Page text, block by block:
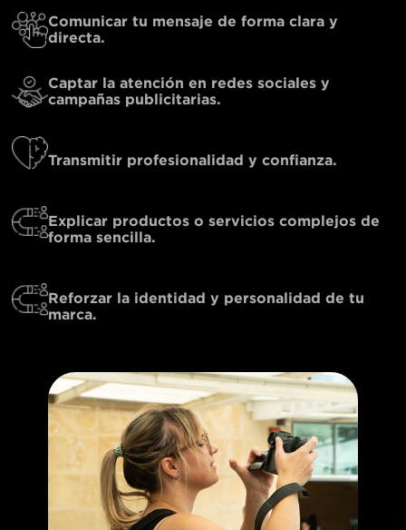
Comunicar tu mensaje de forma clara y
directa.
Captar la atención en redes sociales y
campañas publicitarias.
Transmitir profesionalidad y confianza.
Explicar productos o servicios complejos de
forma sencilla.
Reforzar la identidad y personalidad de tu
marca.